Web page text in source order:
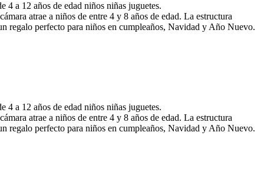
4 a 12 años de edad niños niñas juguetes.
atrae a niños de entre 4 y 8 años de edad. La estructura
regalo perfecto para niños en cumpleaños, Navidad y Año Nuevo.
4 a 12 años de edad niños niñas juguetes.
atrae a niños de entre 4 y 8 años de edad. La estructura
regalo perfecto para niños en cumpleaños, Navidad y Año Nuevo.